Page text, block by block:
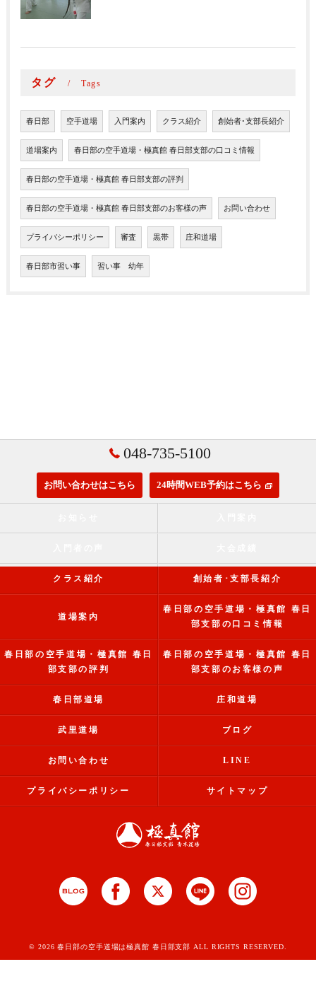
タグ Tags
春日部 空手道場 入門案内 クラス紹介 創始者･支部長紹介
道場案内 春日部の空手道場・極真館 春日部支部の口コミ情報
春日部の空手道場・極真館 春日部支部の評判
春日部の空手道場・極真館 春日部支部のお客様の声 お問い合わせ
プライバシーポリシー 審査 黒帯 庄和道場
春日部市習い事 習い事 幼年
048-735-5100
お問い合わせはこちら 24時間WEB予約はこちら
クラス紹介 創始者･支部長紹介
道場案内
春日部の空手道場・極真館 春日
部支部の口コミ情報
春日部の空手道場・極真館 春日
部支部の評判
春日部の空手道場・極真館 春日
部支部のお客様の声
春日部道場 庄和道場
武里道場 ブログ
お問い合わせ LINE
プライバシーポリシー サイトマップ
© 2026 春日部の空手道場は極真館 春日部支部 ALL RIGHTS RESERVED.